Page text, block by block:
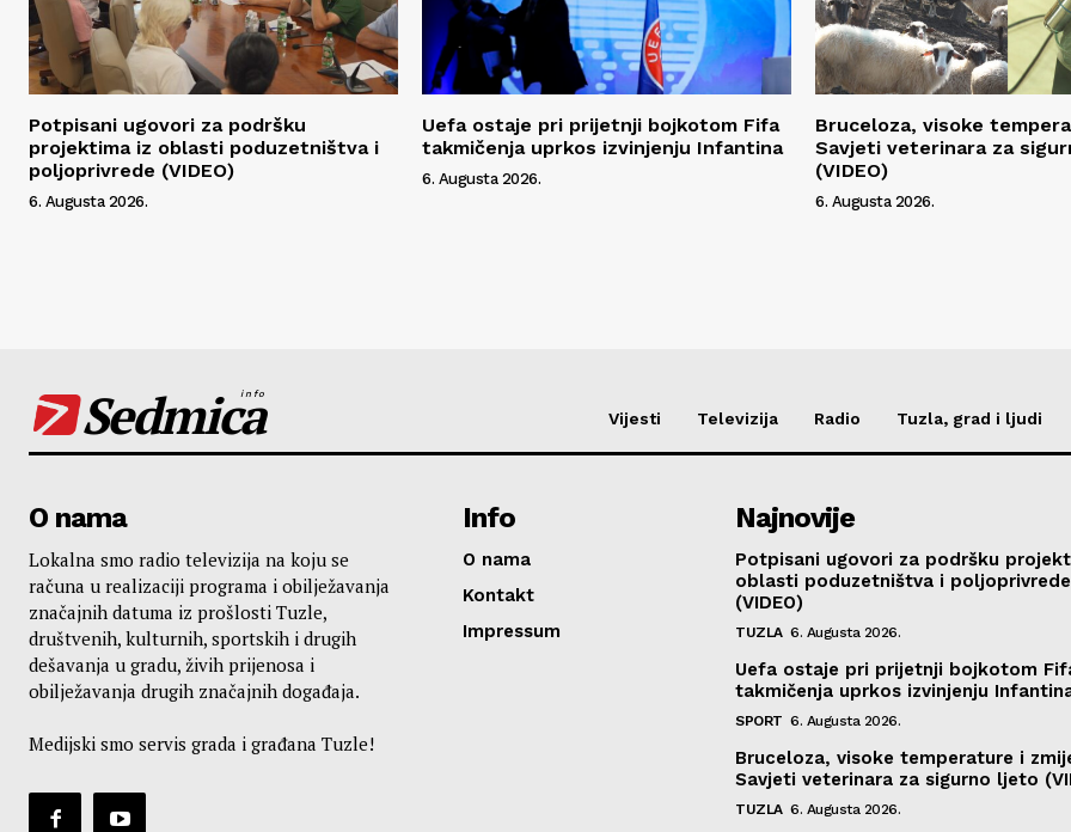
Potpisani ugovori za podršku
projektima iz oblasti poduzetništva i
poljoprivrede (VIDEO)
6. Augusta 2026.
Uefa ostaje pri prijetnji bojkotom Fifa
takmičenja uprkos izvinjenju Infantina
6. Augusta 2026.
Bruceloza, visoke
Savjeti veterinara za
(VIDEO)
6. Augusta 2026.
Sedmica
info
Vijesti Televizija Radio Tuzla, grad i ljudi
O nama
Lokalna smo radio televizija na koju se
računa u realizaciji programa i obilježavanja
značajnih datuma iz prošlosti Tuzle,
društvenih, kulturnih, sportskih i drugih
dešavanja u gradu, živih prijenosa i
obilježavanja drugih značajnih događaja.
Medijski smo servis grada i građana Tuzle!
Info
O nama
Kontakt
Impressum
Najnovije
Potpisani ugovori za podršku
oblasti poduzetništva i poljoprivrede
(VIDEO)
TUZLA 6. Augusta 2026.
Uefa ostaje pri prijetnji bojkotom
takmičenja uprkos izvinjenju
SPORT 6. Augusta 2026.
Bruceloza, visoke temperature i
Savjeti veterinara za sigurno ljeto
TUZLA 6. Augusta 2026.